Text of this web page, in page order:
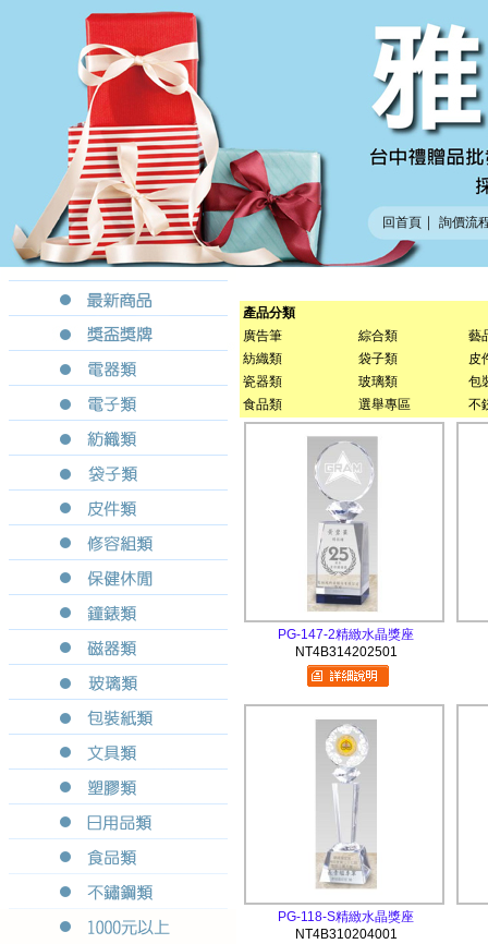
回首頁 ｜ 詢價流
產品分類
廣告筆
綜合類
藝
紡織類
袋子類
皮
瓷器類
玻璃類
包
食品類
選舉專區 不
PG-147-2精緻水晶獎座
NT4B314202501
PG-118-S精緻水晶獎座
NT4B310204001